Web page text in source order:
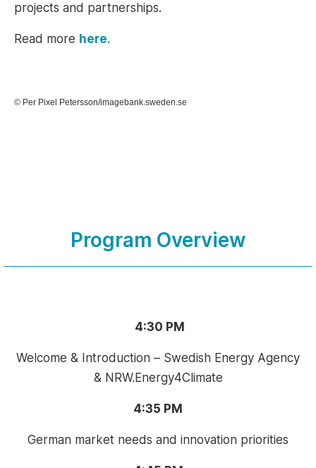
projects and partnerships.
Read more here.
© Per Pixel Petersson/imagebank.sweden.se
Program Overview
4:30 PM
Welcome & Introduction – Swedish Energy Agency
& NRW.Energy4Climate
4:35 PM
German market needs and innovation priorities